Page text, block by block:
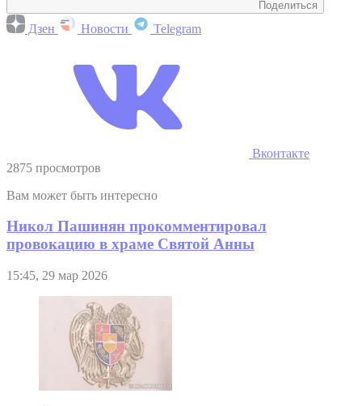
Поделиться
Дзен Новости Telegram
Вконтакте
2875 просмотров
Вам может быть интересно
Никол Пашинян прокомментировал
провокацию в храме Святой Анны
15:45, 29 мар 2026